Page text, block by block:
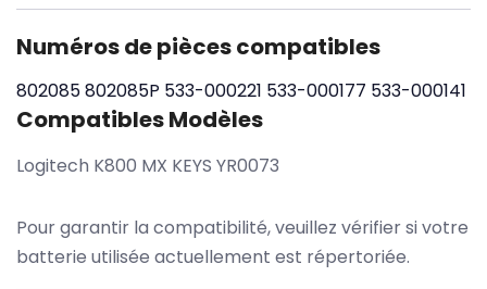
Numéros de pièces compatibles
802085802085P 533-000221 533-000177 533-000141
Compatibles Modèles
Logitech K800 MX KEYS YR0073
Pour garantir la compatibilité, veuillez vérifier si votre
batterie utilisée actuellement est répertoriée.